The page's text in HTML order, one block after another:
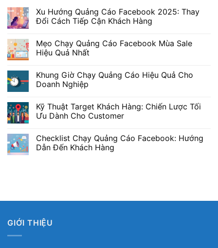
Xu Hướng Quảng Cáo Facebook 2025: Thay
Đổi Cách Tiếp Cận Khách Hàng
Mẹo Chạy Quảng Cáo Facebook Mùa Sale
Hiệu Quả Nhất
Khung Giờ Chạy Quảng Cáo Hiệu Quả Cho
Doanh Nghiệp
Kỹ Thuật Target Khách Hàng: Chiến Lược Tối
Ưu Dành Cho Customer
Checklist Chạy Quảng Cáo Facebook: Hướng
Dẫn Đến Khách Hàng
GIỚI THIỆU